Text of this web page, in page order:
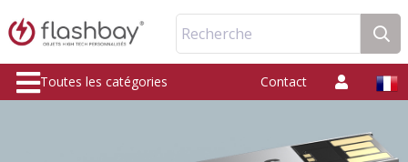
Recherche
Toutes les catégories Contact